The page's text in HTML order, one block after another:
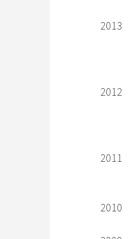
2013
2012
2011
2010